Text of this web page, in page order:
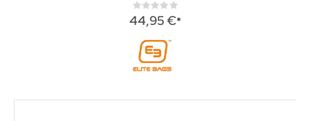
Rating:
0%
44,95 €